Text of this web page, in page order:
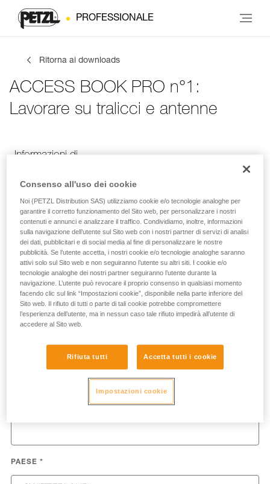
PROFESSIONALE
Ritorna ai downloads
ACCESS BOOK PRO n°1:
Lavorare su tralicci e antenne
Informazioni di
Informazioni di contatto
Inserisci i tuoi dati di contatto
NOME
PAESE *
Consenso all'uso dei cookie
Noi (PETZL Distribution SAS) utilizziamo cookie e/o tecnologie analoghe per
garantire il corretto funzionamento del Sito web, per personalizzare i nostri
contenuti e annunci e analizzare il traffico. Condividiamo, inoltre, informazioni
sulla navigazione dell’utente sul Sito web con i nostri partner di servizi di analisi
dei dati, pubblicitari e di social media al fine di personalizzare le nostre
pubblicità. Se l’utente accetta, i nostri cookie e/o tecnologie analoghe saranno
attivi solo sul Sito web e non seguiranno l’utente su altri siti. I cookie e/o
tecnologie analoghe dei nostri partner seguiranno l’utente durante la
navigazione. L’utente può revocare il proprio consenso in qualsiasi momento
facendo clic sul link “Impostazioni cookie”, disponibile nella parte inferiore del
Sito web. Il rifiuto di tutti o parte di tali cookie potrebbe compromettere
l’esperienza dell’utente, ma in nessun caso tale rifiuto impedirà all’utente di
accedere al Sito web.
Rifiuta tutti Accetta tutti i cookie
Impostazioni cookie